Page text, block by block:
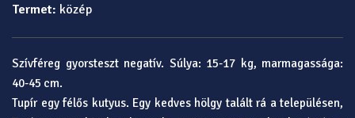
Termet: közép
Szívféreg gyorsteszt negatív. Súlya: 15-17 kg, marmagassága:
40-45 cm.
Tupír egy félős kutyus. Egy kedves hölgy talált rá a településen,